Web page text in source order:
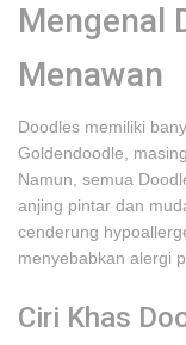
Mengenal
Menawan
Doodles memiliki
Goldendoodle,
Namun, semua
anjing pintar dan
cenderung
menyebabkan alergi
Ciri Khas